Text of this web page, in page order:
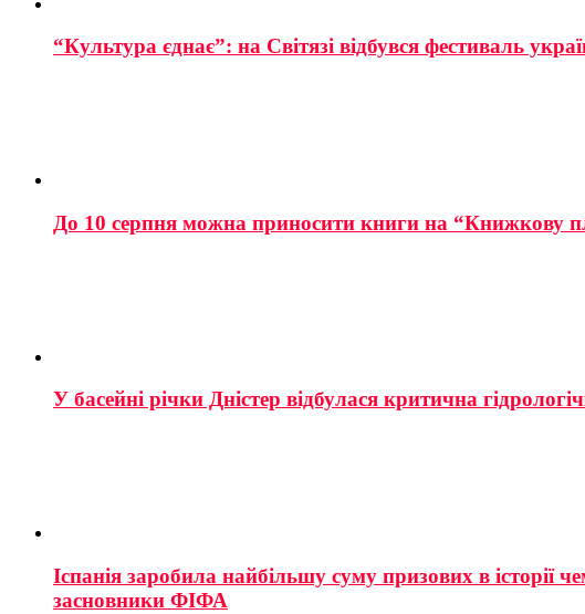
“Культура єднає”: на Світязі відбувся фестиваль
До 10 серпня можна приносити книги на “Книжкову
У басейні річки Дністер відбулася критична
Іспанія заробила найбільшу суму призових в історії
засновники ФІФА